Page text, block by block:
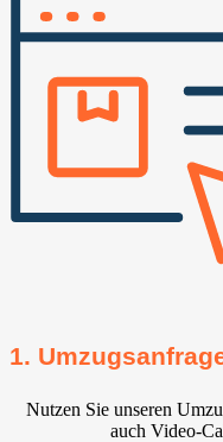
1.
Nutzen Sie unseren
auch Video-